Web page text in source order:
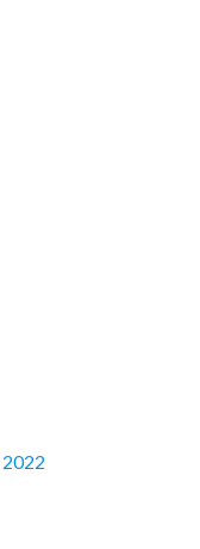
2022